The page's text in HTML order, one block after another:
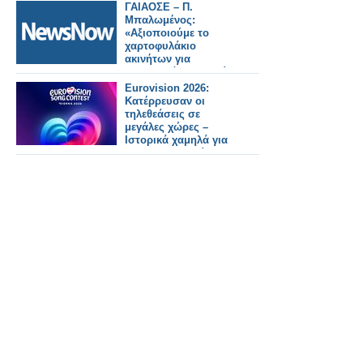
ΓΑΙΑΟΣΕ – Π.
Μπαλωμένος:
«Αξιοποιούμε το
χαρτοφυλάκιο
ακινήτων για
μακροπρόθεσμη αξία
στην οικονομία και
τους πολίτες»
Eurovision 2026:
Κατέρρευσαν οι
τηλεθεάσεις σε
μεγάλες χώρες –
Ιστορικά χαμηλά για
BBC και Σουηδία